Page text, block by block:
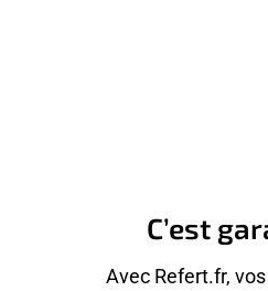
C’est
Avec Refert.fr,